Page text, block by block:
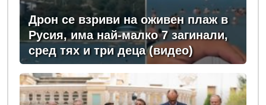
Дрон се взриви на оживен плаж в
Русия, има най-малко 7 загинали,
сред тях и три деца (видео)